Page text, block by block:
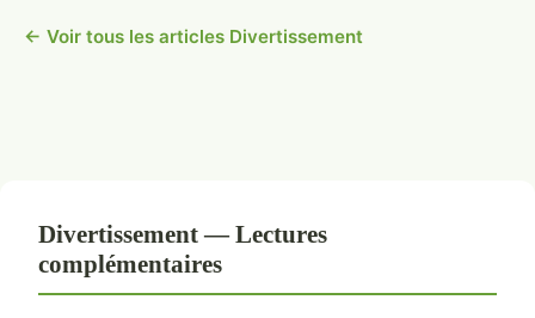
← Voir tous les articles Divertissement
Divertissement — Lectures
complémentaires